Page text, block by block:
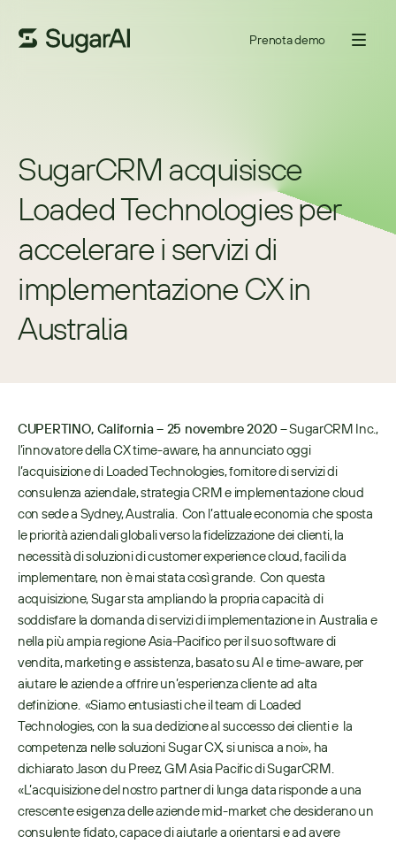
Prenota demo
SugarCRM acquisisce
Loaded Technologies per
accelerare i servizi di
implementazione CX in
Australia
CUPERTINO, California – 25 novembre 2020 – SugarCRM Inc.,
l’innovatore della CX time-aware, ha annunciato oggi
l’acquisizione di Loaded Technologies, fornitore di servizi di
consulenza aziendale, strategia CRM e implementazione cloud
con sede a Sydney, Australia.  Con l’attuale economia che sposta
le priorità aziendali globali verso la fidelizzazione dei clienti, la
necessità di soluzioni di customer experience cloud, facili da
implementare, non è mai stata così grande.  Con questa
acquisizione, Sugar sta ampliando la propria capacità di
soddisfare la domanda di servizi di implementazione in Australia e
nella più ampia regione Asia-Pacifico per il suo software di
vendita, marketing e assistenza, basato su AI e time-aware, per
aiutare le aziende a offrire un’esperienza cliente ad alta
definizione.  «Siamo entusiasti che il team di Loaded
Technologies, con la sua dedizione al successo dei clienti e  la
competenza nelle soluzioni Sugar CX, si unisca a noi», ha
dichiarato Jason du Preez, GM Asia Pacific di SugarCRM.
«L’acquisizione del nostro partner di lunga data risponde a una
crescente esigenza delle aziende mid-market che desiderano un
consulente fidato, capace di aiutarle a orientarsi e ad avere